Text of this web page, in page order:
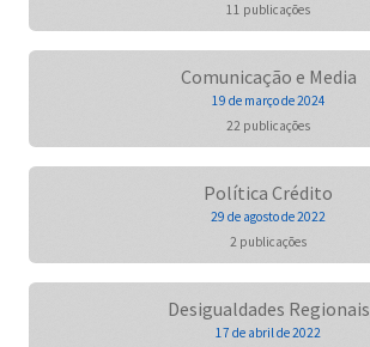
11 publicações
Comunicação e Media
19 de março de 2024
22 publicações
Política Crédito
29 de agosto de 2022
2 publicações
Desigualdades Regionais
17 de abril de 2022